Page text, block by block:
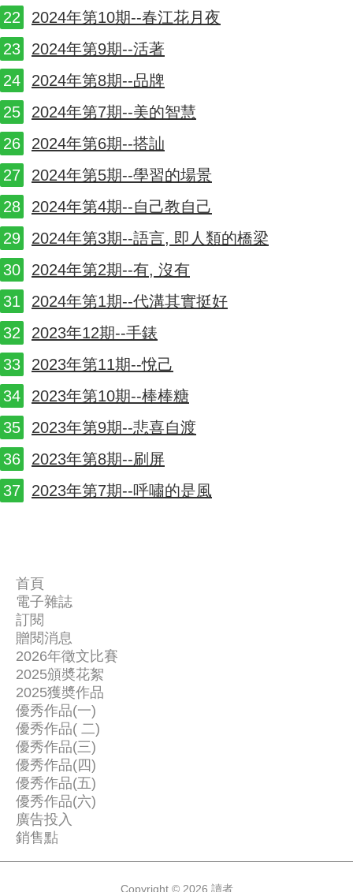
2024年第10期--春江花月夜
2024年第9期--活著
2024年第8期--品牌
2024年第7期--美的智慧
2024年第6期--搭訕
2024年第5期--學習的場景
2024年第4期--自己教自己
2024年第3期--語言, 即人類的橋梁
2024年第2期--有, 沒有
2024年第1期--代溝其實挺好
2023年12期--手錶
2023年第11期--悅己
2023年第10期--棒棒糖
2023年第9期--悲喜自渡
2023年第8期--刷屏
2023年第7期--呼嘯的是風
首頁
關
於
我
們
讀
者
新
聞
聯
絡
我
們
電子雜誌
訂閱
贈閱消息
2026年徵文比賽
2025頒奬花絮
2025獲奬作品
一
等
獎
-
-
-
二
等
獎
作
品
-
三
等
獎
-
-
-
優秀作品(一)
優秀作品( 二)
優秀作品(三)
優秀作品(四)
優秀作品(五)
優秀作品(六)
廣告投入
銷售點
Copyright © 2026 讀者